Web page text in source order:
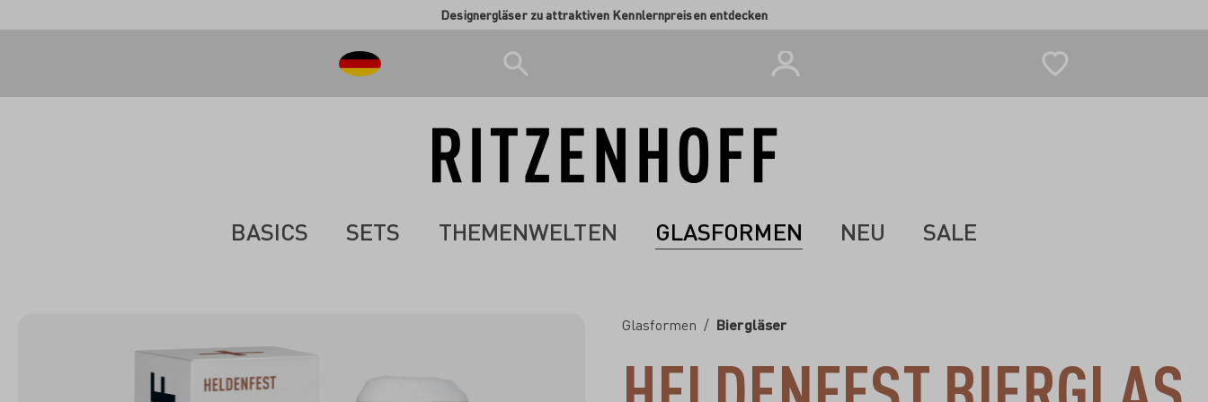
Designergläser zu attraktiven Kennlernpreisen entdecken
BASICS SETS THEMENWELTEN GLASFORMEN NEU SALE
Glasformen / Biergläser